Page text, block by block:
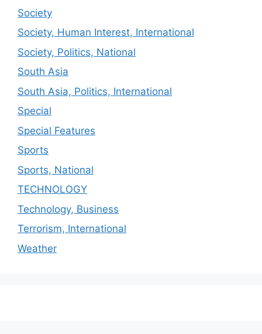
Society
Society, Human Interest, International
Society, Politics, National
South Asia
South Asia, Politics, International
Special
Special Features
Sports
Sports, National
TECHNOLOGY
Technology, Business
Terrorism, International
Weather